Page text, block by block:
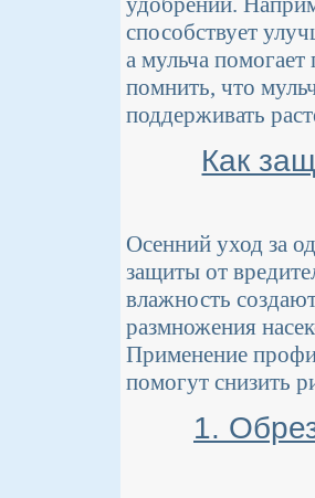
способствует
а мульча
помнить, что
поддерживать
Как
Осенний уход за
защиты от
влажность
размножения
Применение
помогут снизить
1.